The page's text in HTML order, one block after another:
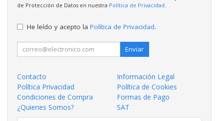
de Protección de Datos en nuestra Política de Privacidad.
He leído y acepto la Política de Privacidad.
Enviar
Contacto
Información Legal
Política Privacidad
Política de Cookies
Condiciones de Compra
Formas de Pago
¿Quienes Somos?
SAT